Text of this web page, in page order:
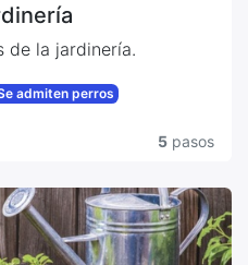
de la jardinería.
admiten perros
5 pasos